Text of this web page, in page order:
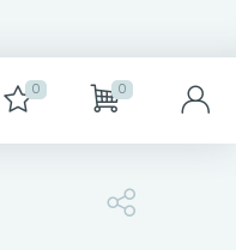
0 0